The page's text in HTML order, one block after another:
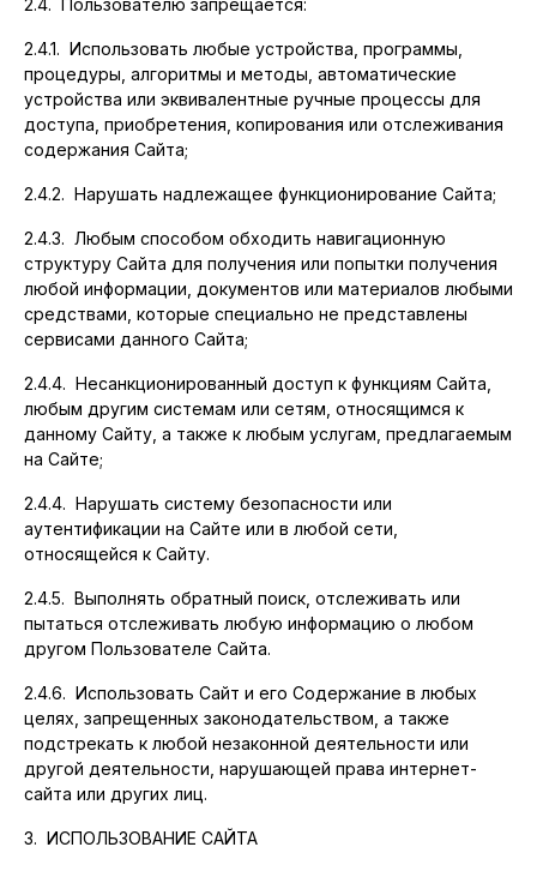
2.4. Пользователю запрещается:
2.4.1. Использовать любые устройства, программы,
процедуры, алгоритмы и методы, автоматические
устройства или эквивалентные ручные процессы для
доступа, приобретения, копирования или отслеживания
содержания Сайта;
2.4.2. Нарушать надлежащее функционирование Сайта;
2.4.3. Любым способом обходить навигационную
структуру Сайта для получения или попытки получения
любой информации, документов или материалов любыми
средствами, которые специально не представлены
сервисами данного Сайта;
2.4.4. Несанкционированный доступ к функциям Сайта,
любым другим системам или сетям, относящимся к
данному Сайту, а также к любым услугам, предлагаемым
на Сайте;
2.4.4. Нарушать систему безопасности или
аутентификации на Сайте или в любой сети,
относящейся к Сайту.
2.4.5. Выполнять обратный поиск, отслеживать или
пытаться отслеживать любую информацию о любом
другом Пользователе Сайта.
2.4.6. Использовать Сайт и его Содержание в любых
целях, запрещенных законодательством, а также
подстрекать к любой незаконной деятельности или
другой деятельности, нарушающей права интернет-
сайта или других лиц.
3. ИСПОЛЬЗОВАНИЕ САЙТА